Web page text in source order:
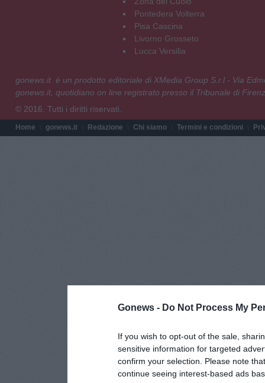
Gonews - Do Not Process My
If you wish to opt-out of the sale,
sensitive information for targeted
confirm your selection. Please note
continue seeing interest-based ads
Pontedera Volterra
Pisa Cascina
Livorno Grosseto
Lucca Versilia
gonews.it è un prodotto editoriale di XMedia Group S.r.l - Via
gonews.it, quotidiano on line registrato presso il Tribunale di
© 2016. Tutti i diritti riservati.
Home gonews.it Redazione Chi siamo Termini e condizioni